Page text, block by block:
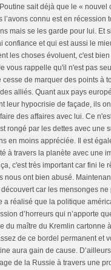
sait déjà que le « nouvel
l’avons connu est en récession
mais se les garde pour lui. Et
confiance et qui est aussi le
les choses évoluent, c'est
vous rappelle qu'il n'est pas
cesse de marquer des points à
alliés. Quant aux pays
leur hypocrisie de façade, ils
faire des affaires avec lui. Ce
rongé par les dettes avec une
en moins appréciée. Il est
à travers la planète avec une
c'est très important car fini le
nous ont bien abusé.
car les mensonges ne
a réalisé que la politique
d’horreurs qui n’apporte
du maître du Kremlin cartonne
de ce bordel permanent et
aura gain de cause.
de la Russie à travers une